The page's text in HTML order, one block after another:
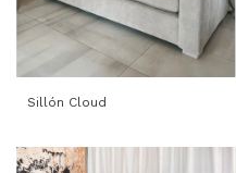
Sillón Cloud